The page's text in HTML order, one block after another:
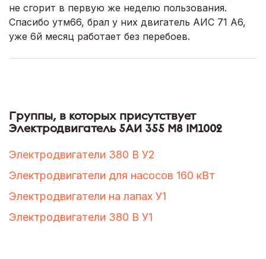
не сгорит в первую же неделю пользования.
Спасибо утм66, брал у них двигатель АИС 71 А6,
уже 6й месяц работает без перебоев.
Группы, в которых присутствует
Электродвигатель 5АИ 355 М8 IM1002
Электродвигатели 380 В У2
Электродвигатели для насосов 160 кВт
Электродвигатели на лапах У1
Электродвигатели 380 В У1